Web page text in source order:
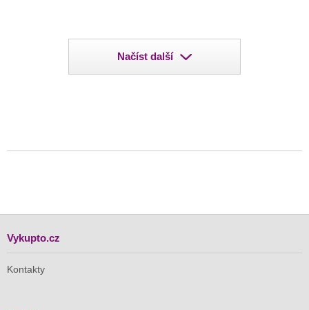
Načíst další
Vykupto.cz
Kontakty